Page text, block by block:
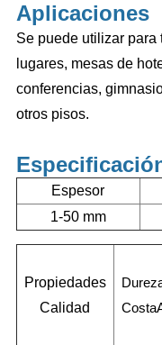
Aplicaciones
Se puede utilizar para
lugares, mesas de
conferencias,
otros pisos.
Espesor
1-50 mm
Propiedades
Calidad